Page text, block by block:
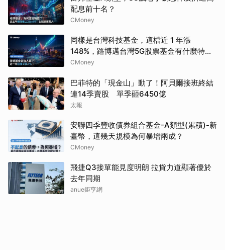
配息前十名？
CMoney
同樣是台灣科技基金，這檔近 1 年漲
148%，路博邁台灣5G股票基金有什麼特
別？
CMoney
巴菲特的「現金山」動了！阿貝爾接班終結
連14季賣股 單季砸6450億
太報
安聯四季豐收債券組合基金-A類型(累積)-新
臺幣，這幾天規模為何暴增兩成？
CMoney
飛捷Q3接單能見度明朗 拉貨力道顯著優於
去年同期
anue鉅亨網